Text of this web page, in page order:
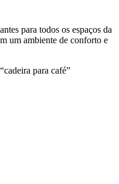
para todos os espaços da
um ambiente de conforto e
para café”